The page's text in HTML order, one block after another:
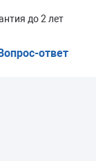
до 2 лет
ответ